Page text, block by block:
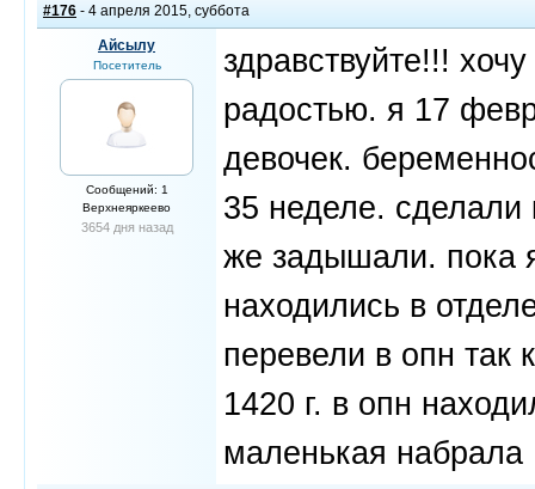
#176 - 4 апреля 2015, суббота
Айсылу
Посетитель
Сообщений: 1
Верхнеяркеево
3654 дня назад
здравствуйте!!!
радостью. я 17
девочек.
35 неделе. сделали
же задышали. пока
находились в
перевели в опн так
1420 г. в опн
маленькая набрала